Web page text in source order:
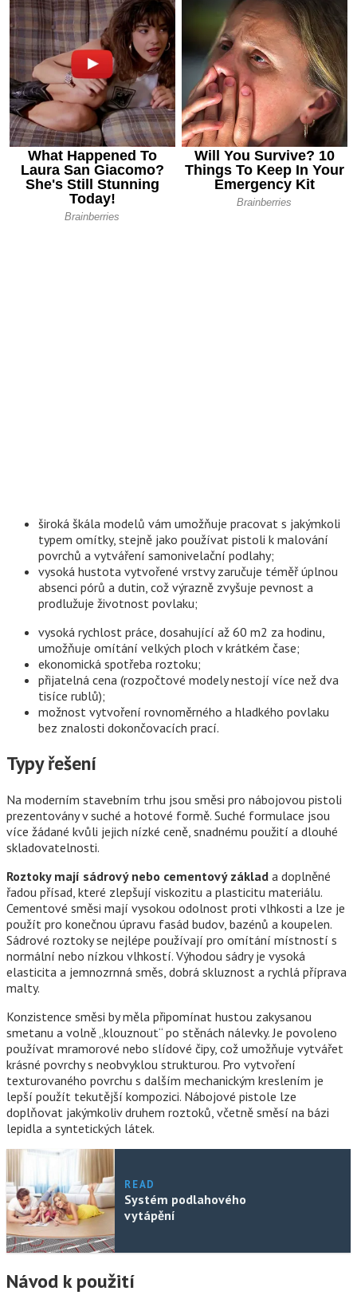
široká škála modelů vám umožňuje pracovat s jakýmkoli
typem omítky, stejně jako používat pistoli k malování
povrchů a vytváření samonivelační podlahy;
vysoká hustota vytvořené vrstvy zaručuje téměř úplnou
absenci pórů a dutin, což výrazně zvyšuje pevnost a
prodlužuje životnost povlaku;
vysoká rychlost práce, dosahující až 60 m2 za hodinu,
umožňuje omítání velkých ploch v krátkém čase;
ekonomická spotřeba roztoku;
přijatelná cena (rozpočtové modely nestojí více než dva
tisíce rublů);
možnost vytvoření rovnoměrného a hladkého povlaku
bez znalosti dokončovacích prací.
Typy řešení
Na moderním stavebním trhu jsou směsi pro nábojovou pistoli
prezentovány v suché a hotové formě. Suché formulace jsou
více žádané kvůli jejich nízké ceně, snadnému použití a dlouhé
skladovatelnosti.
Roztoky mají sádrový nebo cementový základ a doplněné
řadou přísad, které zlepšují viskozitu a plasticitu materiálu.
Cementové směsi mají vysokou odolnost proti vlhkosti a lze je
použít pro konečnou úpravu fasád budov, bazénů a koupelen.
Sádrové roztoky se nejlépe používají pro omítání místností s
normální nebo nízkou vlhkostí. Výhodou sádry je vysoká
elasticita a jemnozrnná směs, dobrá skluznost a rychlá příprava
malty.
Konzistence směsi by měla připomínat hustou zakysanou
smetanu a volně „klouznout“ po stěnách nálevky. Je povoleno
používat mramorové nebo slídové čipy, což umožňuje vytvářet
krásné povrchy s neobvyklou strukturou. Pro vytvoření
texturovaného povrchu s dalším mechanickým kreslením je
lepší použít tekutější kompozici. Nábojové pistole lze
doplňovat jakýmkoliv druhem roztoků, včetně směsí na bázi
lepidla a syntetických látek.
READ
Systém podlahového
vytápění
Návod k použití